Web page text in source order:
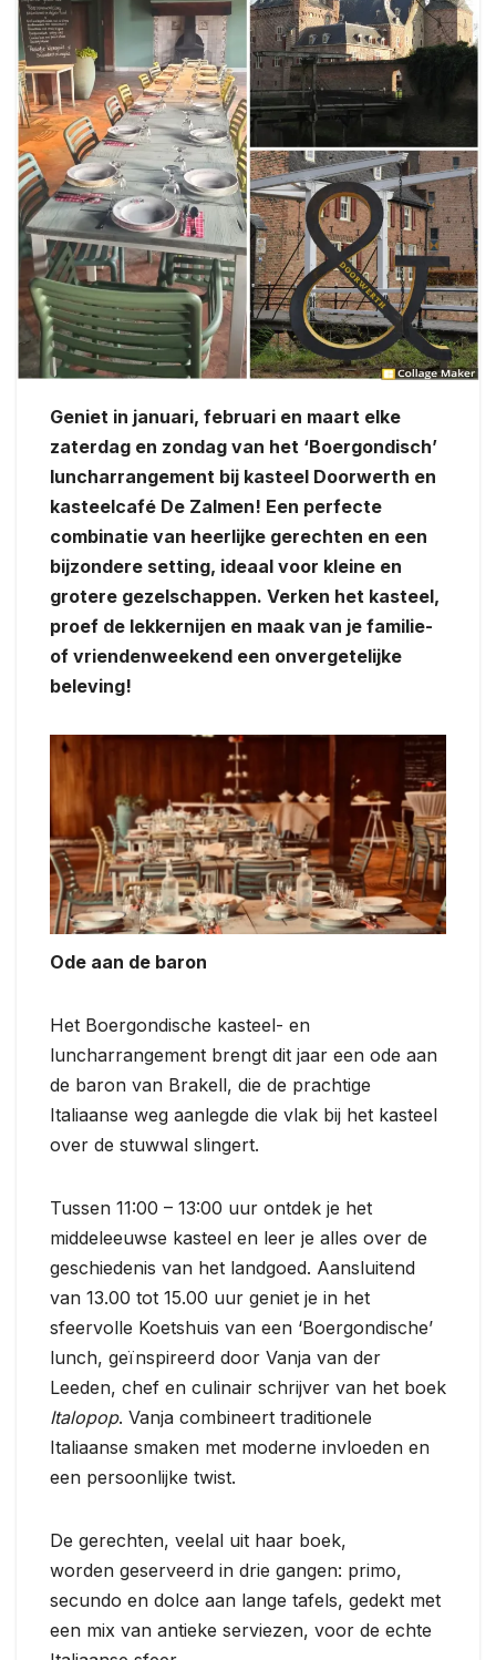
Geniet in januari, februari en maart elke
zaterdag en zondag van het ‘Boergondisch’
luncharrangement bij kasteel Doorwerth en
kasteelcafé De Zalmen! Een perfecte
combinatie van heerlijke gerechten en een
bijzondere setting, ideaal voor kleine en
grotere gezelschappen. Verken het kasteel,
proef de lekkernijen en maak van je familie-
of vriendenweekend een onvergetelijke
beleving!
Ode aan de baron
Het Boergondische kasteel- en
luncharrangement brengt dit jaar een ode aan
de baron van Brakell, die de prachtige
Italiaanse weg aanlegde die vlak bij het kasteel
over de stuwwal slingert.
Tussen 11:00 – 13:00 uur ontdek je het
middeleeuwse kasteel en leer je alles over de
geschiedenis van het landgoed. Aansluitend
van 13.00 tot 15.00 uur geniet je in het
sfeervolle Koetshuis van een ‘Boergondische’
lunch, geïnspireerd door Vanja van der
Leeden, chef en culinair schrijver van het boek
Italopop. Vanja combineert traditionele
Italiaanse smaken met moderne invloeden en
een persoonlijke twist.
De gerechten, veelal uit haar boek,
worden geserveerd in drie gangen: primo,
secundo en dolce aan lange tafels, gedekt met
een mix van antieke serviezen, voor de echte